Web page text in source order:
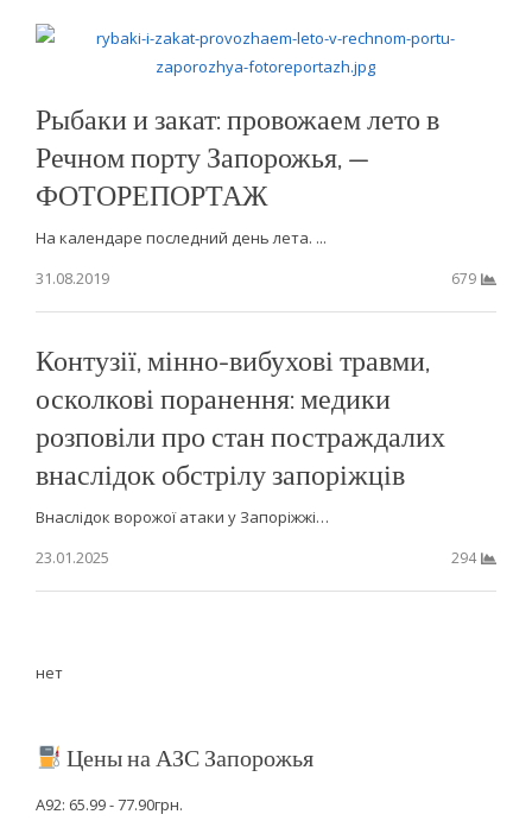
Рыбаки и закат: провожаем лето в
Речном порту Запорожья, —
ФОТОРЕПОРТАЖ
На календаре последний день лета. ...
31.08.2019
679
Контузії, мінно-вибухові травми,
осколкові поранення: медики
розповіли про стан постраждалих
внаслідок обстрілу запоріжців
Внаслідок ворожої атаки у Запоріжжі…
23.01.2025
294
нет
Цены на АЗС Запорожья
А92: 65.99 - 77.90грн.